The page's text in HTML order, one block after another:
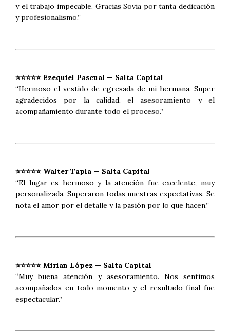
y el trabajo impecable. Gracias Sovia por tanta dedicación
y profesionalismo.”
⭐⭐⭐⭐⭐ Ezequiel Pascual — Salta Capital
“Hermoso el vestido de egresada de mi hermana. Super
agradecidos por la calidad, el asesoramiento y el
acompañamiento durante todo el proceso.”
⭐⭐⭐⭐⭐ Walter Tapia — Salta Capital
“El lugar es hermoso y la atención fue excelente, muy
personalizada. Superaron todas nuestras expectativas. Se
nota el amor por el detalle y la pasión por lo que hacen.”
⭐⭐⭐⭐⭐ Mirian López — Salta Capital
“Muy buena atención y asesoramiento. Nos sentimos
acompañados en todo momento y el resultado final fue
espectacular.”